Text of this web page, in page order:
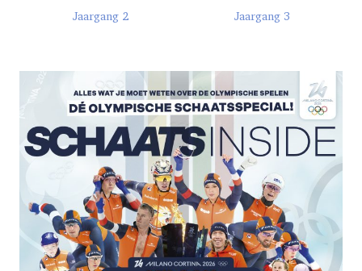
Jaargang 2 Jaargang 3